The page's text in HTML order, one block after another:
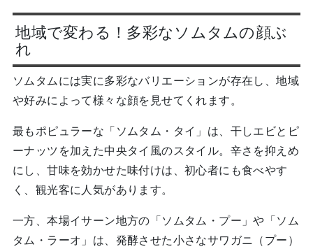
地域で変わる！多彩なソムタムの顔ぶ
れ
ソムタムには実に多彩なバリエーションが存在し、地域
や好みによって様々な顔を見せてくれます。
最もポピュラーな「ソムタム・タイ」は、干しエビとピ
ーナッツを加えた中央タイ風のスタイル。辛さを抑えめ
にし、甘味を効かせた味付けは、初心者にも食べやす
く、観光客に人気があります。
一方、本場イサーン地方の「ソムタム・プー」や「ソム
タム・ラーオ」は、発酵させた小さなサワガニ（プー）